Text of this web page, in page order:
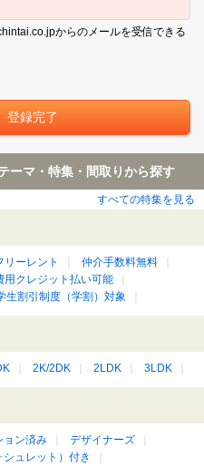
からのメールを受信できる
ーマ・特集・間取りから探す
すべての特集を見る
リーレント
仲介手数料無料
用クレジット払い可能
生割引制度（学割）対象
2K/2DK 2LDK 3LDK
ョン済み
デザイナーズ
ュレット）付き